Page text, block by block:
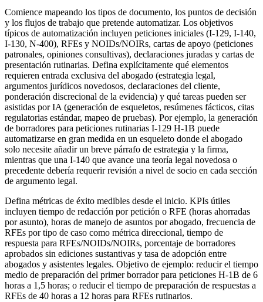
Comience mapeando los tipos de documento, los puntos de decisión
y los flujos de trabajo que pretende automatizar. Los objetivos
típicos de automatización incluyen peticiones iniciales (I-129, I-140,
I-130, N-400), RFEs y NOIDs/NOIRs, cartas de apoyo (peticiones
patronales, opiniones consultivas), declaraciones juradas y cartas de
presentación rutinarias. Defina explícitamente qué elementos
requieren entrada exclusiva del abogado (estrategia legal,
argumentos jurídicos novedosos, declaraciones del cliente,
ponderación discrecional de la evidencia) y qué tareas pueden ser
asistidas por IA (generación de esqueletos, resúmenes fácticos, citas
regulatorias estándar, mapeo de pruebas). Por ejemplo, la generación
de borradores para peticiones rutinarias I-129 H-1B puede
automatizarse en gran medida en un esqueleto donde el abogado
solo necesite añadir un breve párrafo de estrategia y la firma,
mientras que una I-140 que avance una teoría legal novedosa o
precedente debería requerir revisión a nivel de socio en cada sección
de argumento legal.
Defina métricas de éxito medibles desde el inicio. KPIs útiles
incluyen tiempo de redacción por petición o RFE (horas ahorradas
por asunto), horas de manejo de asuntos por abogado, frecuencia de
RFEs por tipo de caso como métrica direccional, tiempo de
respuesta para RFEs/NOIDs/NOIRs, porcentaje de borradores
aprobados sin ediciones sustantivas y tasa de adopción entre
abogados y asistentes legales. Objetivo de ejemplo: reducir el tiempo
medio de preparación del primer borrador para peticiones H-1B de 6
horas a 1,5 horas; o reducir el tiempo de preparación de respuestas a
RFEs de 40 horas a 12 horas para RFEs rutinarios.